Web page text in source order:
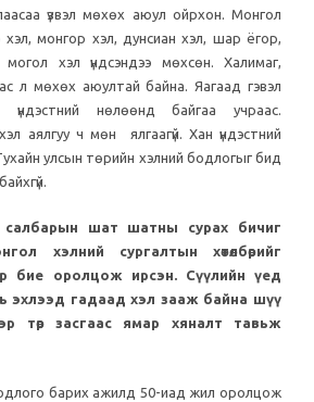
үзвэл мөхөх аюул ойрхон. Монгол
хэл, монгор хэл, дунсиан хэл, шар ёгор,
хэл үндсэндээ мөхсөн. Халимаг,
л мөхөх аюултай байна. Яагаад гэвэл
нөлөөнд байгаа учраас.
аялгуу ч мөн ялгаагүй. Хан үндэстний
улсын төрийн хэлний бодлогыг бид
шат шатны сурах бичиг
хэлний сургалтын хөтөлбөрийг
бие оролцож ирсэн. Сүүлийн үед
эхлээд гадаад хэл зааж байна шүү
төр засгаас ямар хяналт тавьж
барих ажилд 50-иад жил оролцож